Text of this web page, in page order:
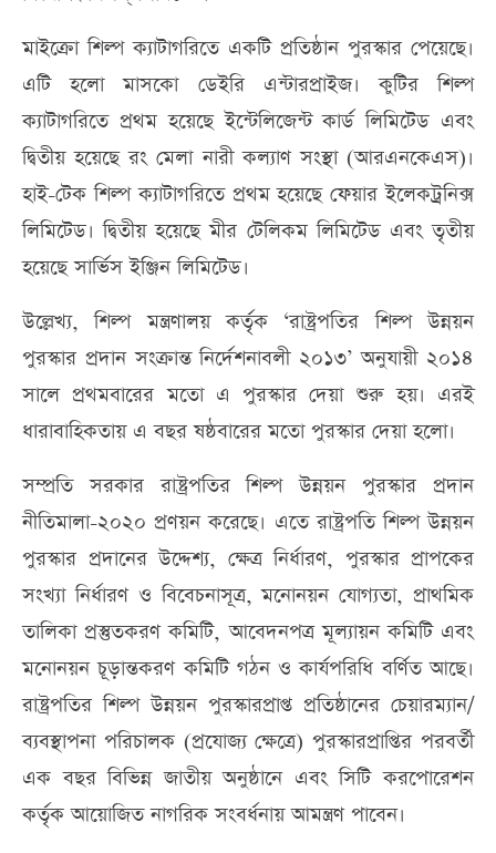
মাইক্রো শিল্প ক্যাটাগরিতে একটি প্রতিষ্ঠান পুরস্কার পেয়েছে।
এটি হলো মাসকো ডেইরি এন্টারপ্রাইজ। কুটির শিল্প
ক্যাটাগরিতে প্রথম হয়েছে ইন্টেলিজেন্ট কার্ড লিমিটেড এবং
দ্বিতীয় হয়েছে রং মেলা নারী কল্যাণ সংস্থা (আরএনকেএস)।
হাই-টেক শিল্প ক্যাটাগরিতে প্রথম হয়েছে ফেয়ার ইলেকট্রনিক্স
লিমিটেড। দ্বিতীয় হয়েছে মীর টেলিকম লিমিটেড এবং তৃতীয়
হয়েছে সার্ভিস ইঞ্জিন লিমিটেড।
উল্লেখ্য, শিল্প মন্ত্রণালয় কর্তৃক ‘রাষ্ট্রপতির শিল্প উন্নয়ন
পুরস্কার প্রদান সংক্রান্ত নির্দেশনাবলী ২০১৩’ অনুযায়ী ২০১৪
সালে প্রথমবারের মতো এ পুরস্কার দেয়া শুরু হয়। এরই
ধারাবাহিকতায় এ বছর ষষ্ঠবারের মতো পুরস্কার দেয়া হলো।
সম্প্রতি সরকার রাষ্ট্রপতির শিল্প উন্নয়ন পুরস্কার প্রদান
নীতিমালা-২০২০ প্রণয়ন করেছে। এতে রাষ্ট্রপতি শিল্প উন্নয়ন
পুরস্কার প্রদানের উদ্দেশ্য, ক্ষেত্র নির্ধারণ, পুরস্কার প্রাপকের
সংখ্যা নির্ধারণ ও বিবেচনাসূত্র, মনোনয়ন যোগ্যতা, প্রাথমিক
তালিকা প্রস্তুতকরণ কমিটি, আবেদনপত্র মূল্যায়ন কমিটি এবং
মনোনয়ন চূড়ান্তকরণ কমিটি গঠন ও কার্যপরিধি বর্ণিত আছে।
রাষ্ট্রপতির শিল্প উন্নয়ন পুরস্কারপ্রাপ্ত প্রতিষ্ঠানের চেয়ারম্যান/
ব্যবস্থাপনা পরিচালক (প্রযোজ্য ক্ষেত্রে) পুরস্কারপ্রাপ্তির পরবর্তী
এক বছর বিভিন্ন জাতীয় অনুষ্ঠানে এবং সিটি করপোরেশন
কর্তৃক আয়োজিত নাগরিক সংবর্ধনায় আমন্ত্রণ পাবেন।